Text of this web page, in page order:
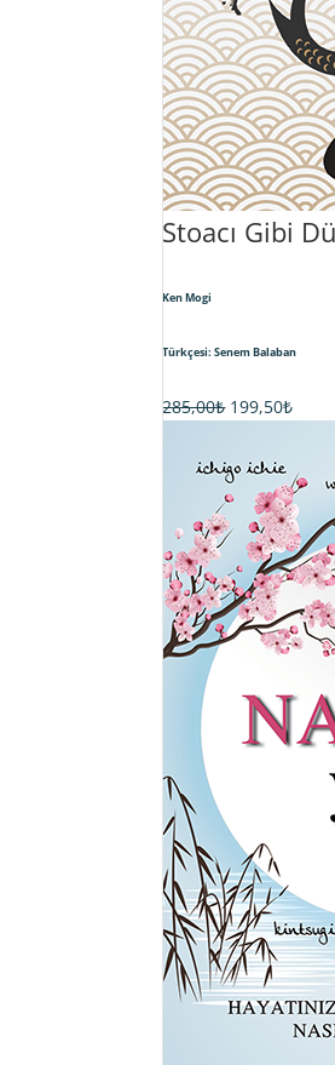
Stoacı Gibi
Ken Mogi
Türkçesi: Senem Balaban
285,00₺ Orijinal
285,00₺.
199,50₺Şu